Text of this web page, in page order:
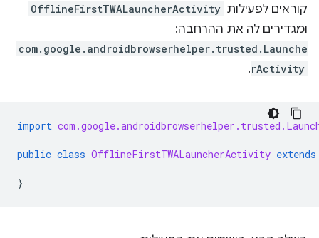
קוראים לפעילות OfflineFirstTWALauncherActivity
ומגדירים לה את ההרחבה:
com.google.androidbrowserhelper.trusted.Launche
rActivity
.
import
public class OfflineFirstTWALauncherActivity extends
}